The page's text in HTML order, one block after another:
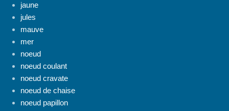
jaune
jules
mauve
mer
noeud
noeud coulant
noeud cravate
noeud de chaise
noeud papillon